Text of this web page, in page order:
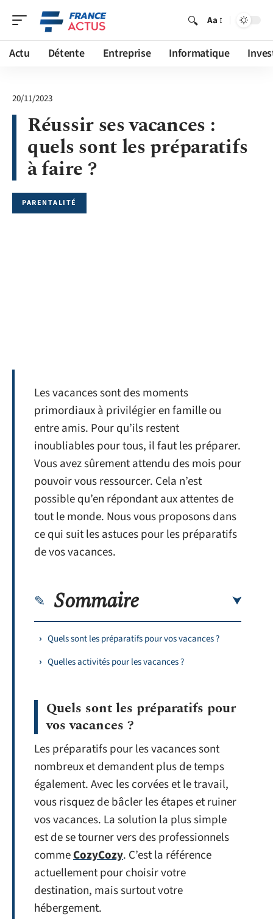
Aa
Actu Détente Entreprise Informatique
20/11/2023
Réussir ses vacances :
quels sont les préparatifs
à faire ?
PARENTALITÉ
Les vacances sont des moments
primordiaux à privilégier en famille ou
entre amis. Pour qu’ils restent
inoubliables pour tous, il faut les préparer.
Vous avez sûrement attendu des mois pour
pouvoir vous ressourcer. Cela n’est
possible qu’en répondant aux attentes de
tout le monde. Nous vous proposons dans
ce qui suit les astuces pour les préparatifs
de vos vacances.
Sommaire
Quels sont les préparatifs pour vos vacances ?
Quelles activités pour les vacances ?
Quels sont les préparatifs pour
vos vacances ?
Les préparatifs pour les vacances sont
nombreux et demandent plus de temps
également. Avec les corvées et le travail,
vous risquez de bâcler les étapes et ruiner
vos vacances. La solution la plus simple
est de se tourner vers des professionnels
commeCozyCozy. C’est la référence
actuellement pour choisir votre
destination, mais surtout votre
hébergement.